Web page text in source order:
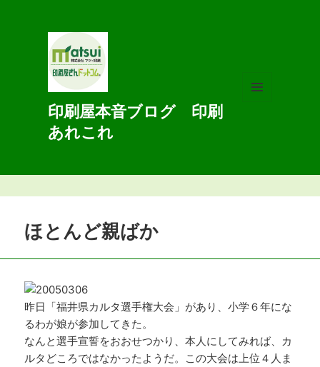
印刷屋本音ブログ 印刷
あれこれ
ほとんど親ばか
昨日「福井県カルタ選手権大会」があり、小学６年にな
るわが娘が参加してきた。
なんと選手宣誓をおおせつかり、本人にしてみれば、カ
ルタどころではなかったようだ。この大会は上位４人ま